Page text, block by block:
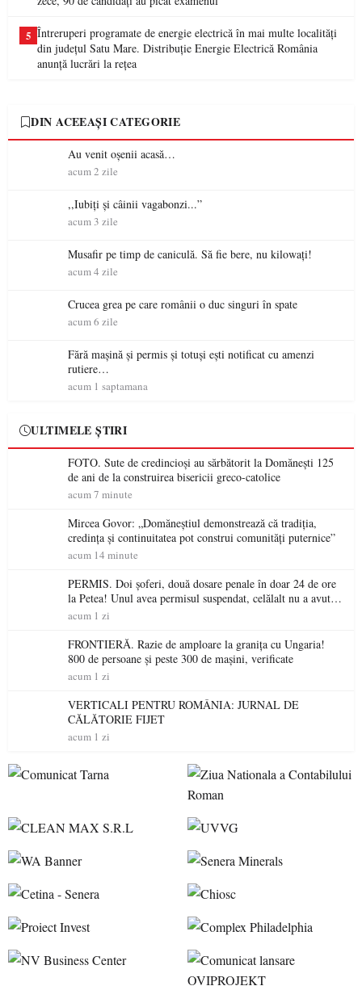
5 Întreruperi programate de energie electrică în mai multe localități
din județul Satu Mare. Distribuție Energie Electrică România
anunță lucrări la rețea
DIN ACEEAȘI CATEGORIE
Au venit oșenii acasă…
acum 2 zile
,,Iubiți și câinii vagabonzi...”
acum 3 zile
Musafir pe timp de caniculă. Să fie bere, nu kilowați!
acum 4 zile
Crucea grea pe care românii o duc singuri în spate
acum 6 zile
Fără mașină și permis și totuși ești notificat cu amenzi
rutiere…
acum 1 saptamana
ULTIMELE ȘTIRI
FOTO. Sute de credincioși au sărbătorit la Domănești 125
de ani de la construirea bisericii greco-catolice
acum 7 minute
Mircea Govor: „Domăneștiul demonstrează că tradiția,
credința și continuitatea pot construi comunități puternice”
acum 14 minute
PERMIS. Doi șoferi, două dosare penale în doar 24 de ore
la Petea! Unul avea permisul suspendat, celălalt nu a avut
niciodată permis
acum 1 zi
FRONTIERĂ. Razie de amploare la granița cu Ungaria!
800 de persoane și peste 300 de mașini, verificate
acum 1 zi
VERTICALI PENTRU ROMÂNIA: JURNAL DE
CĂLĂTORIE FIJET
acum 1 zi